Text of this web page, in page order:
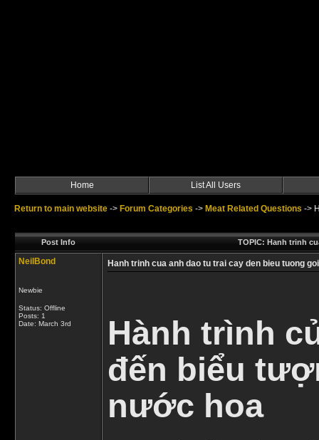
Home List All Users
Return to main website -> Forum Categories -> Meat Related Questions ->
Post Info TOPIC: Hanh trinh
NeilBond
Newbie
Status: Offline
Posts: 1
Date: March 3rd
Hanh trinh cua anh dao tu trai cay den bieu tuong
Hành trình
đến biểu
nước hoa